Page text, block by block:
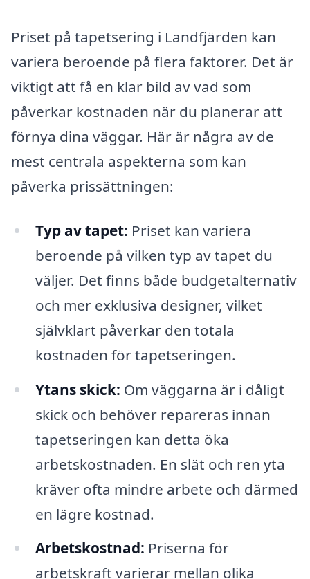
Priset på tapetsering i Landfjärden kan
variera beroende på flera faktorer. Det är
viktigt att få en klar bild av vad som
påverkar kostnaden när du planerar att
förnya dina väggar. Här är några av de
mest centrala aspekterna som kan
påverka prissättningen:
Typ av tapet: Priset kan variera
beroende på vilken typ av tapet du
väljer. Det finns både budgetalternativ
och mer exklusiva designer, vilket
självklart påverkar den totala
kostnaden för tapetseringen.
Ytans skick: Om väggarna är i dåligt
skick och behöver repareras innan
tapetseringen kan detta öka
arbetskostnaden. En slät och ren yta
kräver ofta mindre arbete och därmed
en lägre kostnad.
Arbetskostnad: Priserna för
arbetskraft varierar mellan olika